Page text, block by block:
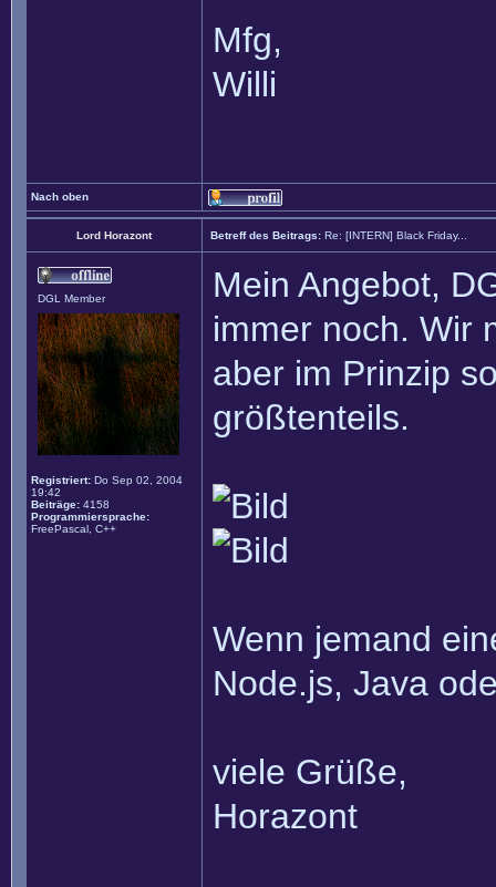
Mfg,
Willi
Nach oben
Lord Horazont Betreff des Beitrags: Re: [INTERN] Black Friday...
DGL Member
Registriert: Do Sep 02, 2004
19:42
Beiträge: 4158
Programmiersprache:
FreePascal, C++
Mein Angebot,
immer noch. Wir
aber im Prinzip
größtenteils.
Wenn jemand
Node.js, Java
viele Grüße,
Horazont